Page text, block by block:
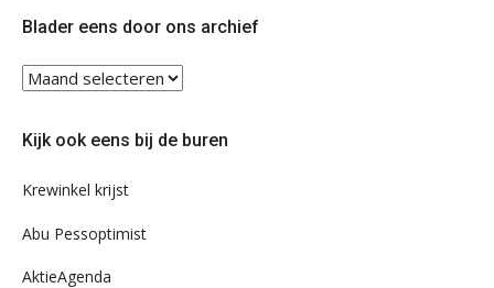
Blader eens door ons archief
Blader
ons
Kijk ook eens bij de buren
Krewinkel krijst
Abu Pessoptimist
AktieAgenda